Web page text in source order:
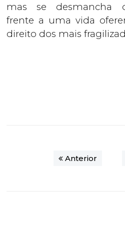
mas se desmancha
frente a uma vida
direito dos mais
Anterior